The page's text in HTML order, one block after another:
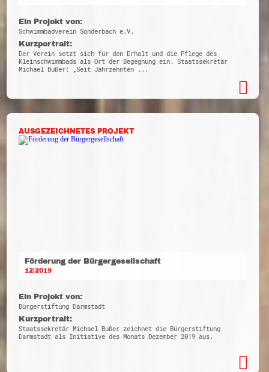
Ein Projekt von:
Schwimmbadverein Sonderbach e.V.
Kurzportrait:
Der Verein setzt sich für den Erhalt und die Pflege des
Kleinschwimmbads als Ort der Begegnung ein. Staatssekretär
Michael Bußer: „Seit Jahrzehnten ...
AUSGEZEICHNETES PROJEKT
Förderung der Bürgergesellschaft
12|2019
Ein Projekt von:
Bürgerstiftung Darmstadt
Kurzportrait:
Staatssekretär Michael Bußer zeichnet die Bürgerstiftung
Darmstadt als Initiative des Monats Dezember 2019 aus.